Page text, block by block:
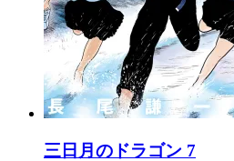
三日月のドラゴン 7